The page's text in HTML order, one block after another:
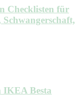
Checklisten für
IKEA Besta